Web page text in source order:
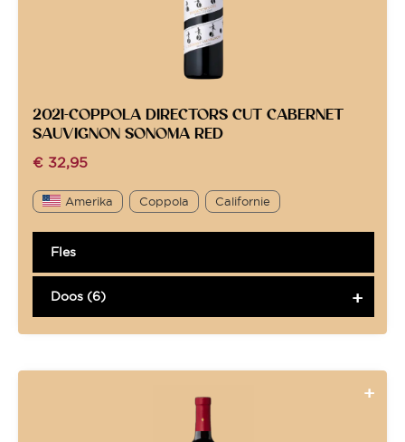
2021-COPPOLA DIRECTORS CUT CABERNET
SAUVIGNON SONOMA RED
€ 32,95
Amerika Coppola Californie
Fles
Doos (6)